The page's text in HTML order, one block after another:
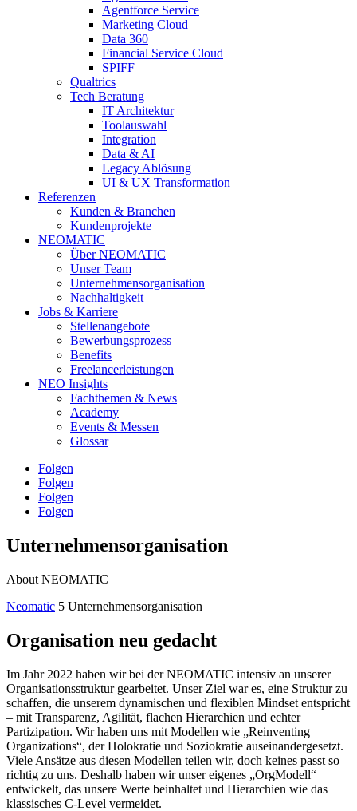
Agentforce Service
Marketing Cloud
Data 360
Financial Service Cloud
SPIFF
Qualtrics
Tech Beratung
IT Architektur
Toolauswahl
Integration
Data & AI
Legacy Ablösung
UI & UX Transformation
Referenzen
Kunden & Branchen
Kundenprojekte
NEOMATIC
Über NEOMATIC
Unser Team
Unternehmensorganisation
Nachhaltigkeit
Jobs & Karriere
Stellenangebote
Bewerbungsprozess
Benefits
Freelancerleistungen
NEO Insights
Fachthemen & News
Academy
Events & Messen
Glossar
Folgen
Folgen
Folgen
Folgen
Unternehmensorganisation
About NEOMATIC
Neomatic 5 Unternehmensorganisation
Organisation neu gedacht
Im Jahr 2022 haben wir bei der NEOMATIC intensiv an unserer
Organisationsstruktur gearbeitet. Unser Ziel war es, eine Struktur zu
schaffen, die unserem dynamischen und flexiblen Mindset entspricht
– mit Transparenz, Agilität, flachen Hierarchien und echter
Partizipation. Wir haben uns mit Modellen wie „Reinventing
Organizations“, der Holokratie und Soziokratie auseinandergesetzt.
Viele Ansätze aus diesen Modellen teilen wir, doch keines passt so
richtig zu uns. Deshalb haben wir unser eigenes „OrgModell“
entwickelt, das unsere Werte beinhaltet und Hierarchien wie das
klassisches C-Level vermeidet.